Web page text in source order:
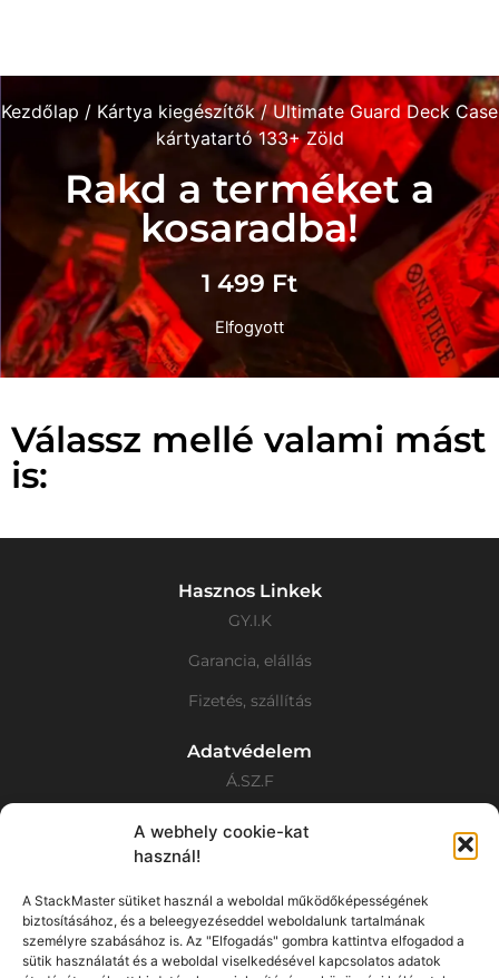
A webhely cookie-kat
használ!
A StackMaster sütiket használ a weboldal működőképességének
biztosításához, és a beleegyezéseddel weboldalunk tartalmának
személyre szabásához is. Az "Elfogadás" gombra kattintva elfogadod a
sütik használatát és a weboldal viselkedésével kapcsolatos adatok
Kezdőlap / Kártya kiegészítők/ Ultimate Guard Deck Case
kártyatartó 133+ Zöld
Rakd a terméket a
kosaradba!
1 499 Ft
Elfogyott
Válassz mellé valami mást
is:
Hasznos Linkek
GY.I.K
Garancia, elállás
Fizetés, szállítás
Adatvédelem
Á.SZ.F
Adatvédelmi Nyilatkozat
Cookie tájékoztató
Elérhetőségek
+36 30 676 8332